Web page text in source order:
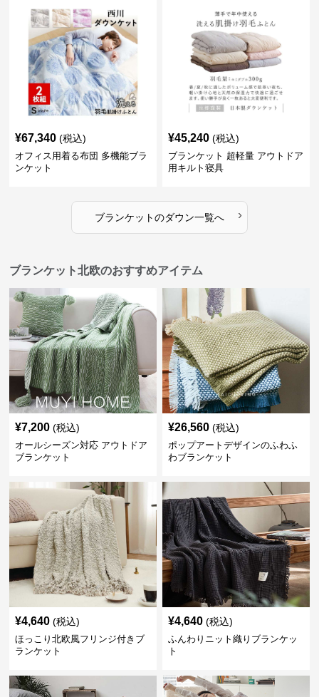
¥67,340 (税込)
オフィス用着る布団 多機能ブラ
ンケット
¥45,240 (税込)
ブランケット 超軽量 アウトドア
用キルト寝具
ブランケットのダウン一覧へ ›
ブランケット北欧のおすすめアイテム
¥7,200 (税込)
オールシーズン対応 アウトドア
ブランケット
¥26,560 (税込)
ポップアートデザインのふわふ
わブランケット
¥4,640 (税込)
ほっこり北欧風フリンジ付きブ
ランケット
¥4,640 (税込)
ふんわりニット織りブランケッ
ト